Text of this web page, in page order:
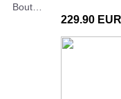
Bout…
229.90